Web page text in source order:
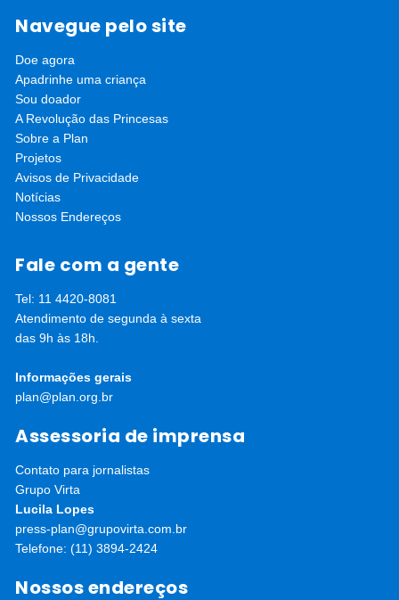
crianças, mas sem entristecê-las”, afirma Laura. Os resultados
têm sido bons, com o aumento do número de doadores
brasileiros, aumentando as possibilidades de captação de
recursos da Plan no Brasil – uma área ainda sendo estudada
para ser implantada nos demais escritórios da Plan na América
Latina e no Caribe.
Navegue pelo site
Doe agora
Apadrinhe uma criança
Sou doador
A Revolução das Princesas
Sobre a Plan
Projetos
Avisos de Privacidade
Notícias
Nossos Endereços
Fale com a gente
Tel: 11 4420-8081
Atendimento de segunda à sexta
das 9h às 18h.
Informações gerais
plan@plan.org.br
Assessoria de imprensa
Contato para jornalistas
Grupo Virta
Lucila Lopes
press-plan@grupovirta.com.br
Telefone: (11) 3894-2424
Nossos endereços